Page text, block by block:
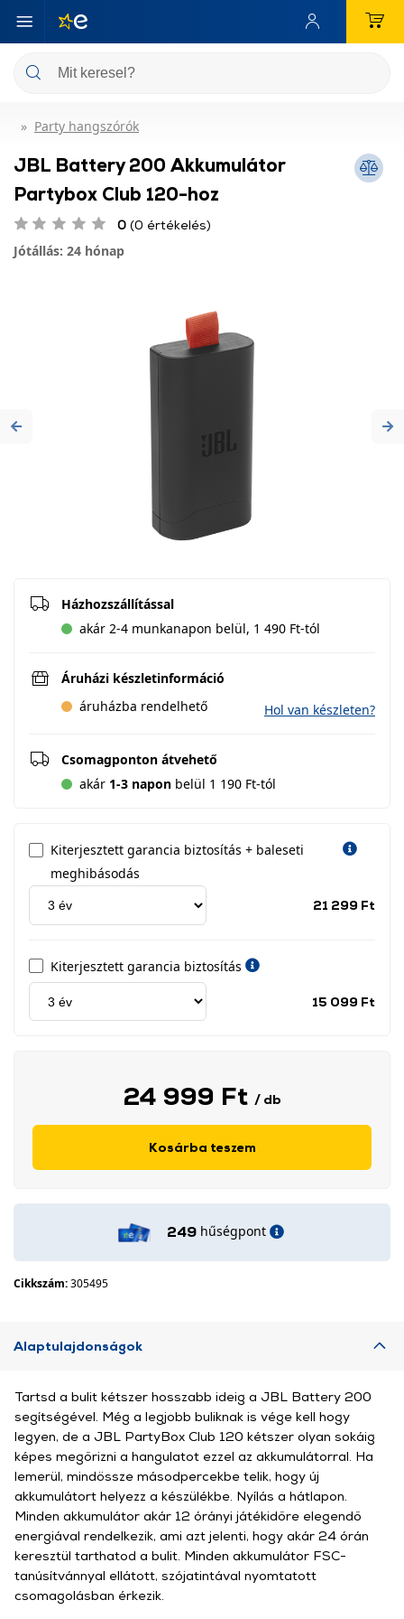
Party hangszórók
JBL Battery 200 Akkumulátor
Partybox Club 120-hoz
0 (0 értékelés)
Jótállás: 24 hónap
Previous
Házhozszállítással
akár 2-4 munkanapon belül, 1 490 Ft-tól
Áruházi készletinformáció
áruházba rendelhető
Hol van készleten?
Csomagponton átvehető
akár 1-3 napon belül 1 190 Ft-tól
Kiterjesztett garancia biztosítás + baleseti
meghibásodás
21 299 Ft
Kiterjesztett garancia biztosítás
15 099 Ft
24 999 Ft / db
Kosárba teszem
249 hűségpont
Cikkszám:305495
Alaptulajdonságok
Tartsd a bulit kétszer hosszabb ideig a JBL Battery 200
segítségével. Még a legjobb buliknak is vége kell hogy
legyen, de a JBL PartyBox Club 120 kétszer olyan sokáig
képes megőrizni a hangulatot ezzel az akkumulátorral. Ha
lemerül, mindössze másodpercekbe telik, hogy új
akkumulátort helyezz a készülékbe. Nyílás a hátlapon.
Minden akkumulátor akár 12 órányi játékidőre elegendő
energiával rendelkezik, ami azt jelenti, hogy akár 24 órán
keresztül tarthatod a bulit. Minden akkumulátor FSC-
tanúsítvánnyal ellátott, szójatintával nyomtatott
csomagolásban érkezik.